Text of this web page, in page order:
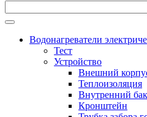
Водонагреватели
Тест
Устройство
Внешний
Теплоизоляция
Внутренний бак
Кронштейн